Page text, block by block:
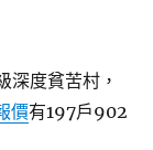
深度貧苦村，
價有197戶902